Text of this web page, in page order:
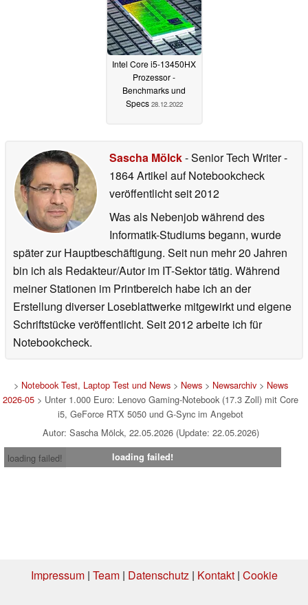
Intel Core i5-13450HX
Prozessor -
Benchmarks und
Specs 28.12.2022
Sascha Mölck- Senior Tech Writer-
1864 Artikel auf Notebookcheck
veröffentlichtseit 2012
Was als Nebenjob während des
Informatik-Studiums begann, wurde
später zur Hauptbeschäftigung. Seit nun mehr 20 Jahren
bin ich als Redakteur/Autor im IT-Sektor tätig. Während
meiner Stationen im Printbereich habe ich an der
Erstellung diverser Loseblattwerke mitgewirkt und eigene
Schriftstücke veröffentlicht. Seit 2012 arbeite ich für
Notebookcheck.
> Notebook Test, Laptop Test und News> News> Newsarchiv> News
2026-05 > Unter 1.000 Euro: Lenovo Gaming-Notebook (17.3 Zoll) mit Core
i5, GeForce RTX 5050 und G-Sync im Angebot
Autor: Sascha Mölck, 22.05.2026 (Update: 22.05.2026)
loading failed!
loading failed!
Impressum| Team| Datenschutz| Kontakt| Cookie